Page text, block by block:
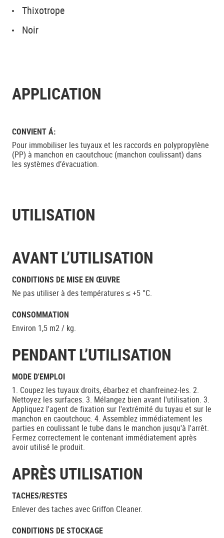
Thixotrope
Noir
APPLICATION
CONVIENT Á:
Pour immobiliser les tuyaux et les raccords en polypropylène
(PP) à manchon en caoutchouc (manchon coulissant) dans
les systèmes d’évacuation.
UTILISATION
AVANT L’UTILISATION
CONDITIONS DE MISE EN ŒUVRE
Ne pas utiliser à des températures ≤ +5 °C.
CONSOMMATION
Environ 1,5 m2 / kg.
PENDANT L’UTILISATION
MODE D'EMPLOI
1. Coupez les tuyaux droits, ébarbez et chanfreinez-les. 2.
Nettoyez les surfaces. 3. Mélangez bien avant l'utilisation. 3.
Appliquez l'agent de fixation sur l'extrémité du tuyau et sur le
manchon en caoutchouc. 4. Assemblez immédiatement les
parties en coulissant le tube dans le manchon jusqu'à l'arrêt.
Fermez correctement le contenant immédiatement après
avoir utilisé le produit.
APRÈS UTILISATION
TACHES/RESTES
Enlever des taches avec Griffon Cleaner.
CONDITIONS DE STOCKAGE